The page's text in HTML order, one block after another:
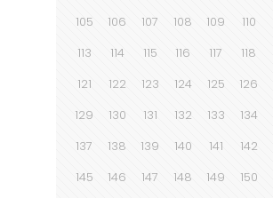
105
106 107 108 109 110
113
114 115 116 117 118
121
122 123 124 125 126
129
130 131 132 133 134
137
138 139 140 141 142
145
146 147 148 149 150